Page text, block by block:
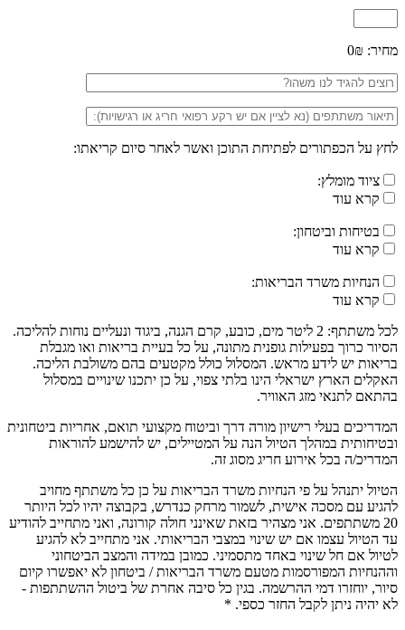
מחיר: 0₪
לחץ על הכפתורים לפתיחת התוכן ואשר לאחר סיום קריאתו:
ציוד מומלץ:
קרא עוד
בטיחות וביטחון:
קרא עוד
הנחיות משרד הבריאות:
קרא עוד
לכל משתתף: 2 ליטר מים, כובע, קרם הגנה, ביגוד ונעליים נוחות להליכה.
הסיור כרוך בפעילות גופנית מתונה, על כל בעיית בריאות ואו מגבלת
בריאות יש לידע מראש. המסלול כולל מקטעים בהם משולבת הליכה.
האקלים הארץ ישראלי הינו בלתי צפוי, על כן יתכנו שינויים במסלול
בהתאם לתנאי מזג האוויר.
המדריכים בעלי רישיון מורה דרך וביטוח מקצועי תואם, אחריות ביטחונית
ובטיחותית במהלך הטיול הנה על המטיילים, יש להישמע להוראות
המדריכ/ה בכל אירוע חריג מסוג זה.
הטיול יתנהל על פי הנחיות משרד הבריאות על כן כל משתתף מחויב
להגיע עם מסכה אישית, לשמור מרחק כנדרש, בקבוצה יהיו לכל היותר
20 משתתפים. אני מצהיר בזאת שאינני חולה קורונה, ואני מתחייב להודיע
עד הטיול עצמו אם יש שינוי במצבי הבריאותי. אני מתחייב לא להגיע
לטיול אם חל שינוי באחד מתסמיני. כמובן במידה והמצב הביטחוני
וההנחיות המפורסמות מטעם משרד הבריאות / ביטחון לא יאפשרו קיום
סיור, יוחזרו דמי ההרשמה. בגין כל סיבה אחרת של ביטול ההשתתפות -
לא יהיה ניתן לקבל החזר כספי. *